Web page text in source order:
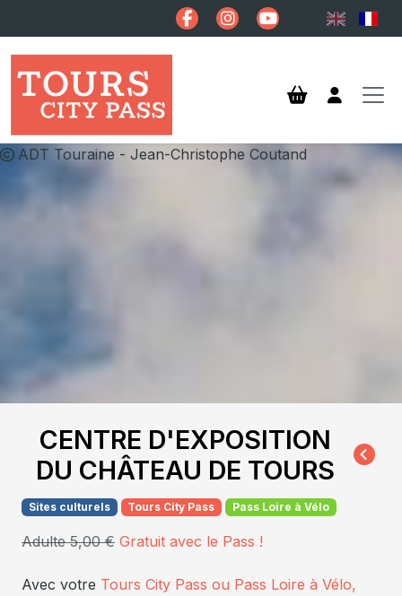
Aller au contenu principal
ADT Touraine - Jean-Christophe Coutand
CENTRE D'EXPOSITION
DU CHÂTEAU DE TOURS
Sites culturels Tours City Pass Pass Loire à Vélo
Adulte 5,00 € Gratuit avec le Pass !
Avec votre Tours City Pass ou Pass Loire à Vélo,